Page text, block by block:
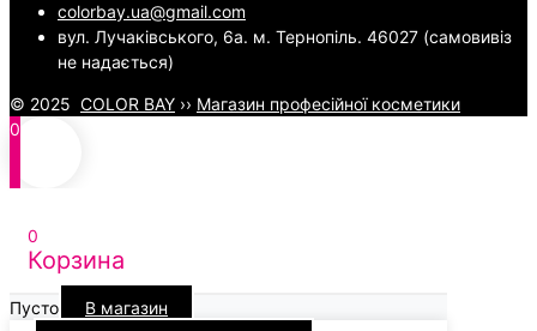
colorbay.ua@gmail.com
вул. Лучаківського, 6а. м. Тернопіль. 46027 (самовивіз
не надається)
© 2025 COLOR BAY ›› Магазин професійної косметики
0
0
Корзина
Пусто В магазин